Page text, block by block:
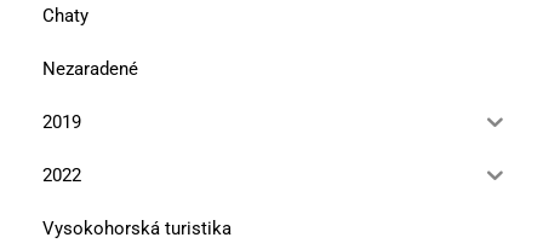
Chaty
Nezaradené
2019
2022
Vysokohorská turistika